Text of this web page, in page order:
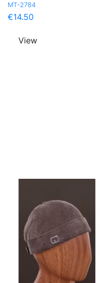
MT-2784
€14.50
View